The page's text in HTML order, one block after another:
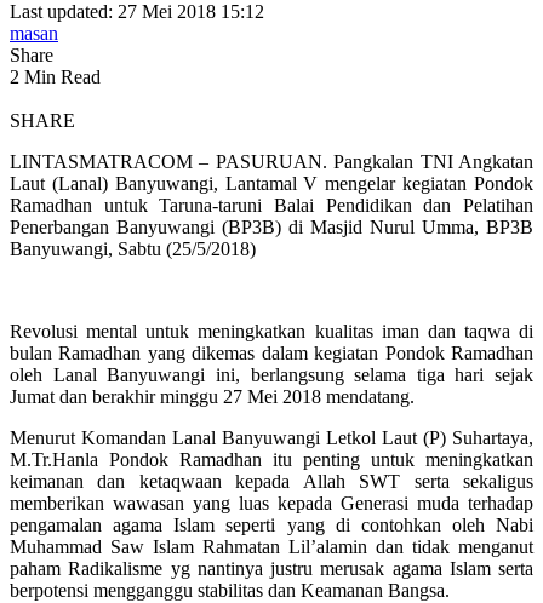
Last updated: 27 Mei 2018 15:12
masan
Share
2 Min Read
SHARE
LINTASMATRACOM – PASURUAN. Pangkalan TNI Angkatan
Laut (Lanal) Banyuwangi, Lantamal V mengelar kegiatan Pondok
Ramadhan untuk Taruna-taruni Balai Pendidikan dan Pelatihan
Penerbangan Banyuwangi (BP3B) di Masjid Nurul Umma, BP3B
Banyuwangi, Sabtu (25/5/2018)
Revolusi mental untuk meningkatkan kualitas iman dan taqwa di
bulan Ramadhan yang dikemas dalam kegiatan Pondok Ramadhan
oleh Lanal Banyuwangi ini, berlangsung selama tiga hari sejak
Jumat dan berakhir minggu 27 Mei 2018 mendatang.
Menurut Komandan Lanal Banyuwangi Letkol Laut (P) Suhartaya,
M.Tr.Hanla Pondok Ramadhan itu penting untuk meningkatkan
keimanan dan ketaqwaan kepada Allah SWT serta sekaligus
memberikan wawasan yang luas kepada Generasi muda terhadap
pengamalan agama Islam seperti yang di contohkan oleh Nabi
Muhammad Saw Islam Rahmatan Lil’alamin dan tidak menganut
paham Radikalisme yg nantinya justru merusak agama Islam serta
berpotensi mengganggu stabilitas dan Keamanan Bangsa.